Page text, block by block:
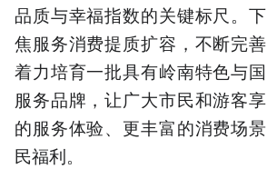
品质与幸福指数的关键标尺。
焦服务消费提质扩容，不断完
着力培育一批具有岭南特色与
服务品牌，让广大市民和游客
的服务体验、更丰富的消费场
民福利。